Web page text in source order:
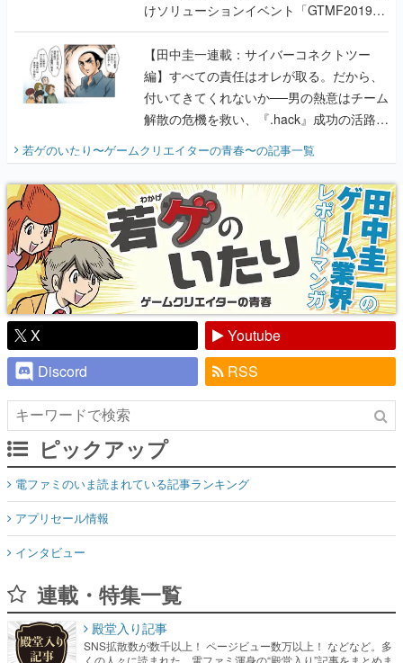
けソリューションイベント「GTMF2019」
に行って、より理解を深めよう【PR】
【田中圭一連載：サイバーコネクトツー
編】すべての責任はオレが取る。だから、
付いてきてくれないか──男の熱意はチーム
解散の危機を救い、『.hack』成功の活路を
開く。業界の快男児・松山 洋に流れる血は
『少年ジャンプ』色だった【若ゲのいた
り】
若ゲのいたり〜ゲームクリエイターの青春〜の記事一覧
X
Youtube
Discord
RSS
ピックアップ
電ファミのいま読まれている記事ランキング
アプリセール情報
インタビュー
連載・特集一覧
殿堂入り記事
SNS拡散数が数千以上！ ページビュー数万以上！ などなど。多
くの人々に読まれた、電ファミ渾身の“殿堂入り”記事をまとめま